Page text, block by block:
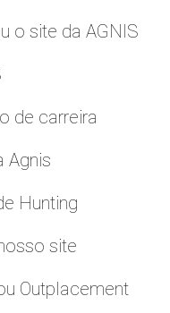
o site da AGNIS
de carreira
Agnis
Hunting
site
Outplacement